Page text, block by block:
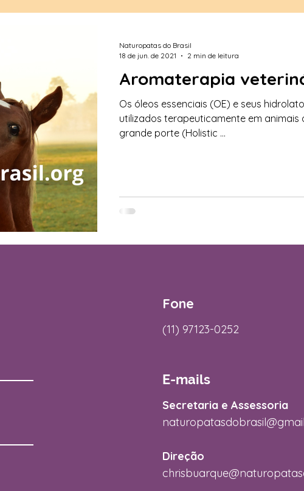
Aromaterapia
Os óleos essenciais (OE) e seus
utilizados terapeuticamente em animais
grande porte (Holistic ...
Naturopatas do Brasil
18 de jun. de 2021
2 min de leitura
Fone
(11) 97123-0252
E-mails
Secretaria e Assessoria
Direção